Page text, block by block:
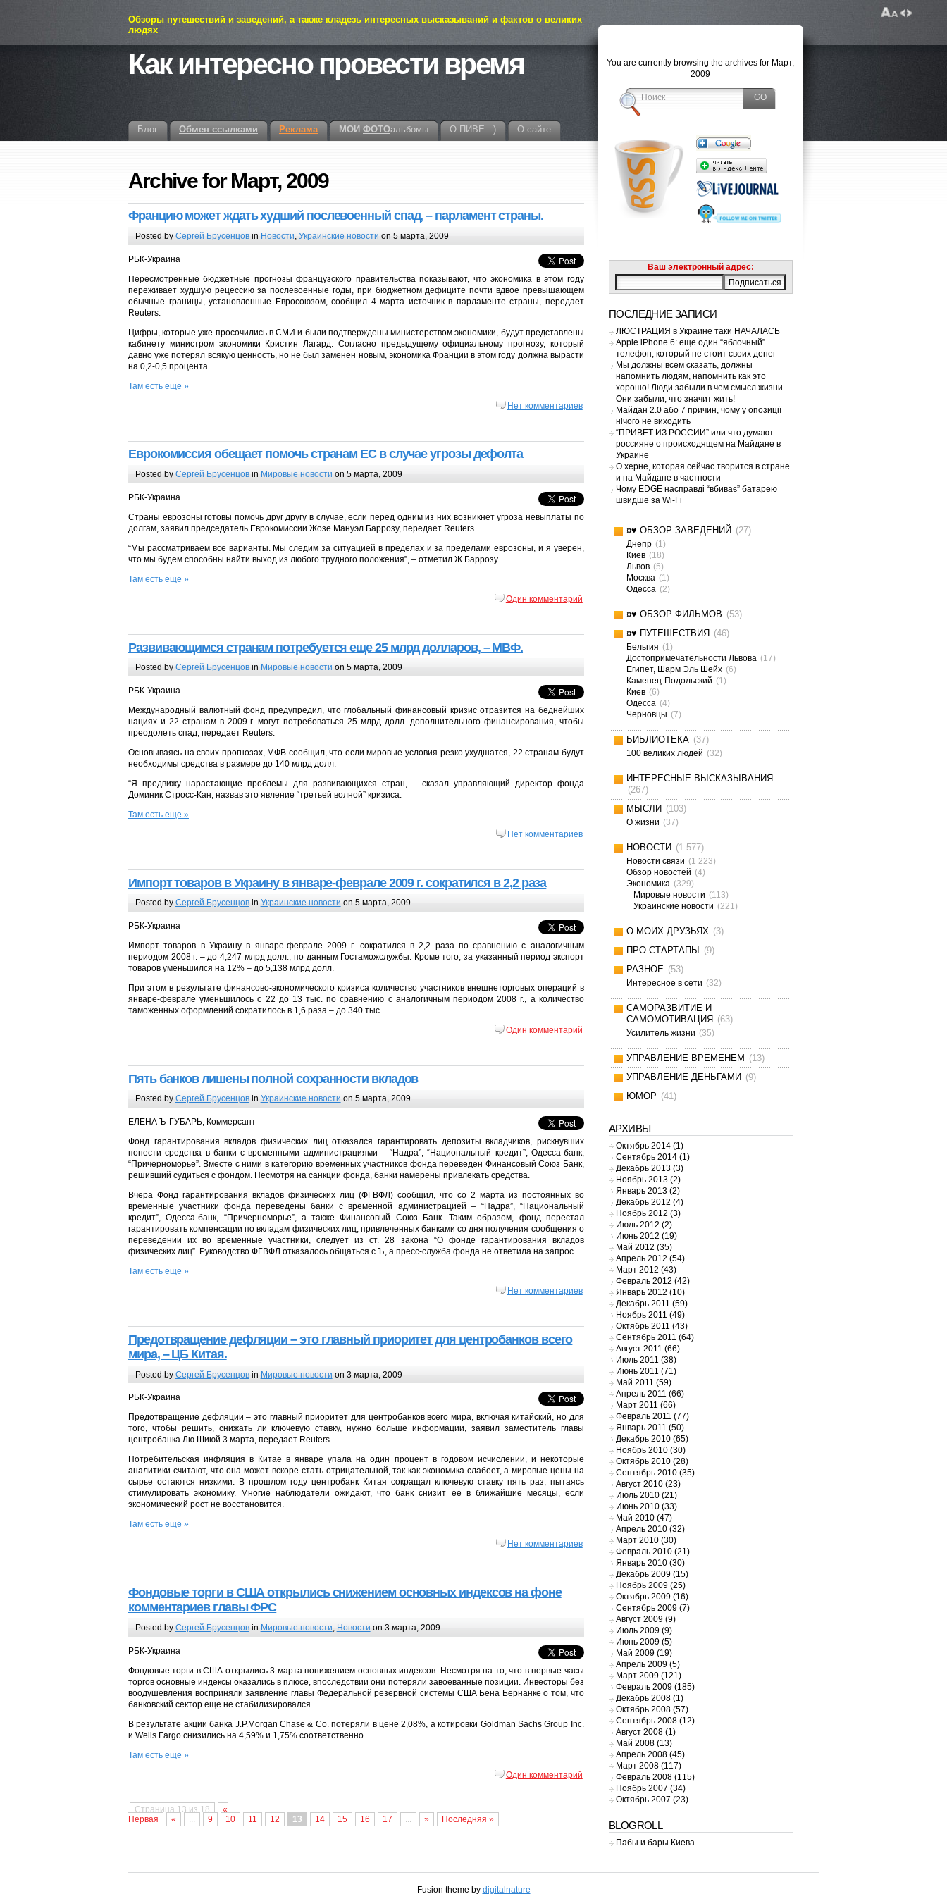
Обзоры путешествий и заведений, а также кладезь интересных высказываний и фактов о великих
людях
Как интересно провести время
Блог Обмен ссылками Реклама МОИ ФОТОальбомы О ПИВЕ :-) О сайте
Archive for Март, 2009
Фрaнцию может ждать худший послевоенный спaд, – парламент страны.
Posted by Сергей Брусенцовin Новости Украинские новости on 5 марта, 2009
РБК-Украина
Пересмотренные бюджетные прогнозы французского правительства показывают, что экономика в этом году
переживает худшую рецессию за послевоенные годы, при бюджетном дефиците почти вдвое превышающем
обычные границы, установленные Евросоюзом, сообщил 4 марта источник в парламенте страны, передает
Reuters.
Цифры, которые уже просочились в СМИ и были подтверждены министерством экономики, будут представлены
кабинету министром экономики Кристин Лагард. Согласно предыдущему официальному прогнозу, который
давно уже потерял всякую ценность, но не был заменен новым, экономика Франции в этом году должна вырасти
на 0,2-0,5 процента.
Там есть еще »
Нет комментариев
Еврокомиссия обещает помочь странам ЕС в случае угрозы дефолта
Posted by Сергей Брусенцовin Мировые новости on 5 марта, 2009
РБК-Украина
Страны еврозоны готовы помочь друг другу в случае, если перед одним из них возникнет угроза невыплаты по
долгам, заявил председатель Еврокомиссии Жозе Мануэл Баррозу, передает Reuters.
“Мы рассматриваем все варианты. Мы следим за ситуацией в пределах и за пределами еврозоны, и я уверен,
что мы будем способны найти выход из любого трудного положения”, – отметил Ж.Баррозу.
Там есть еще »
Один комментарий
Развивающимся странам потребуется еще 25 млрд долларов, – МВФ.
Posted by Сергей Брусенцовin Мировые новости on 5 марта, 2009
РБК-Украина
Международный валютный фонд предупредил, что глобальный финансовый кризис отразится на беднейших
нациях и 22 странам в 2009 г. могут потребоваться 25 млрд долл. дополнительного финансирования, чтобы
преодолеть спад, передает Reuters.
Основываясь на своих прогнозах, МФВ сообщил, что если мировые условия резко ухудшатся, 22 странам будут
необходимы средства в размере до 140 млрд долл.
“Я предвижу нарастающие проблемы для развивающихся стран, – сказал управляющий директор фонда
Доминик Стросс-Кан, назвав это явление “третьей волной” кризиса.
Там есть еще »
Нет комментариев
Импорт товаров в Украину в январе-феврале 2009 г. сократился в 2,2 раза
Posted by Сергей Брусенцовin Украинские новости on 5 марта, 2009
РБК-Украина
Импорт товаров в Украину в январе-феврале 2009 г. сократился в 2,2 раза по сравнению с аналогичным
периодом 2008 г. – до 4,247 млрд долл., по данным Гостаможслужбы. Кроме того, за указанный период экспорт
товаров уменьшился на 12% – до 5,138 млрд долл.
При этом в результате финансово-экономического кризиса количество участников внешнеторговых операций в
январе-феврале уменьшилось с 22 до 13 тыс. по сравнению с аналогичным периодом 2008 г., а количество
таможенных оформлений сократилось в 1,6 раза – до 340 тыс.
Один комментарий
Пять банков лишены полной сохранности вкладов
Posted by Сергей Брусенцовin Украинские новости on 5 марта, 2009
ЕЛЕНА Ъ-ГУБАРЬ, Коммерсант
Фонд гарантирования вкладов физических лиц отказался гарантировать депозиты вкладчиков, рискнувших
понести средства в банки с временными администрациями – “Надра”, “Национальный кредит”, Одесса-банк,
“Причерноморье”. Вместе с ними в категорию временных участников фонда переведен Финансовый Союз Банк,
решивший судиться с фондом. Несмотря на санкции фонда, банки намерены привлекать средства.
Вчера Фонд гарантирования вкладов физических лиц (ФГВФЛ) сообщил, что со 2 марта из постоянных во
временные участники фонда переведены банки с временной администрацией – “Надра”, “Национальный
кредит”, Одесса-банк, “Причерноморье”, а также Финансовый Союз Банк. Таким образом, фонд перестал
гарантировать компенсации по вкладам физических лиц, привлеченных банками со дня получения сообщения о
переведении их во временные участники, следует из ст. 28 закона “О фонде гарантирования вкладов
физических лиц”. Руководство ФГВФЛ отказалось общаться с Ъ, а пресс-служба фонда не ответила на запрос.
Там есть еще »
Нет комментариев
Предотвращение дефляции – это главный приоритет для центробанков всего
мира, – ЦБ Китая.
Posted by Сергей Брусенцовin Мировые новости on 3 марта, 2009
РБК-Украина
Предотвращение дефляции – это главный приоритет для центробанков всего мира, включая китайский, но для
того, чтобы решить, снижать ли ключевую ставку, нужно больше информации, заявил заместитель главы
центробанка Лю Шиюй 3 марта, передает Reuters.
Потребительская инфляция в Китае в январе упала на один процент в годовом исчислении, и некоторые
аналитики считают, что она может вскоре стать отрицательной, так как экономика слабеет, а мировые цены на
сырье остаются низкими. В прошлом году центробанк Китая сокращал ключевую ставку пять раз, пытаясь
стимулировать экономику. Многие наблюдатели ожидают, что банк снизит ее в ближайшие месяцы, если
экономический рост не восстановится.
Там есть еще »
Нет комментариев
Фондовые торги в США открылись снижением основных индексов на фоне
комментариев главы ФРС
Posted by Сергей Брусенцовin Мировые новости, Новости on 3 марта, 2009
РБК-Украина
Фондовые торги в США открылись 3 марта понижением основных индексов. Несмотря на то, что в первые часы
торгов основные индексы оказались в плюсе, впоследствии они потеряли завоеванные позиции. Инвесторы без
воодушевления восприняли заявление главы Федеральной резервной системы США Бена Бернанке о том, что
банковский сектор еще не стабилизировался.
В результате акции банка J.P.Morgan Chase & Co. потеряли в цене 2,08%, а котировки Goldman Sachs Group Inc.
и Wells Fargo снизились на 4,59% и 1,75% соответственно.
Там есть еще »
Один комментарий
Страница 13 из 18
«
Первая
« ... 9 10 11 12 13 14 15 16 17 ... » Последняя »
You are currently browsing the archives for Март,
2009
Ваш электронный адрес:
ПОСЛЕДНИЕ ЗАПИСИ
ЛЮСТРАЦИЯ в Украине таки НАЧАЛАСЬ
Apple iPhone 6: еще один “яблочный”
телефон, который не стоит своих денег
Мы должны всем сказать, должны
напомнить людям, напомнить как это
хорошо! Люди забыли в чем смысл жизни.
Они забыли, что значит жить!
Майдан 2.0 або 7 причин, чому у опозиції
нічого не виходить
“ПРИВЕТ ИЗ РОССИИ” или что думают
россияне о происходящем на Майдане в
Украине
О херне, которая сейчас творится в стране
и на Майдане в частности
Чому EDGE насправді “вбиває” батарею
швидше за Wi-Fi
¤♥ ОБЗОР ЗАВЕДЕНИЙ (27)
Днепр (1)
Киев (18)
Львов (5)
Москва (1)
Одесса (2)
¤♥ ОБЗОР ФИЛЬМОВ (53)
¤♥ ПУТЕШЕСТВИЯ (46)
Бельгия (1)
Достопримечательности Львова (17)
Египет, Шарм Эль Шейх (6)
Каменец-Подольский (1)
Киев (6)
Одесса (4)
Черновцы (7)
БИБЛИОТЕКА (37)
100 великих людей (32)
ИНТЕРЕСНЫЕ ВЫСКАЗЫВАНИЯ
(267)
МЫСЛИ (103)
О жизни (37)
НОВОСТИ (1 577)
Новости связи (1 223)
Обзор новостей (4)
Экономика (329)
Мировые новости (113)
Украинские новости (221)
О МОИХ ДРУЗЬЯХ (3)
ПРО СТАРТАПЫ (9)
РАЗНОЕ (53)
Интересное в сети (32)
САМОРАЗВИТИЕ И
САМОМОТИВАЦИЯ (63)
Усилитель жизни (35)
УПРАВЛЕНИЕ ВРЕМЕНЕМ (13)
УПРАВЛЕНИЕ ДЕНЬГАМИ (9)
ЮМОР (41)
АРХИВЫ
Октябрь 2014(1)
Сентябрь 2014(1)
Декабрь 2013(3)
Ноябрь 2013(2)
Январь 2013(2)
Декабрь 2012 (4)
Ноябрь 2012 (3)
Июль 2012 (2)
Июнь 2012 (19)
Май 2012 (35)
Апрель 2012 (54)
Март 2012 (43)
Февраль 2012 (42)
Январь 2012 (10)
Декабрь 2011 (59)
Ноябрь 2011 (49)
Октябрь 2011 (43)
Сентябрь 2011 (64)
Август 2011 (66)
Июль 2011 (38)
Июнь 2011 (71)
Май 2011 (59)
Апрель 2011 (66)
Март 2011 (66)
Февраль 2011 (77)
Январь 2011 (50)
Декабрь 2010(65)
Ноябрь 2010(30)
Октябрь 2010(28)
Сентябрь 2010(35)
Август 2010(23)
Июль 2010(21)
Июнь 2010(33)
Май 2010(47)
Апрель 2010(32)
Март 2010(30)
Февраль 2010(21)
Январь 2010(30)
Декабрь 2009(15)
Ноябрь 2009(25)
Октябрь 2009(16)
Сентябрь 2009(7)
Август 2009(9)
Июль 2009(9)
Июнь 2009(5)
Май 2009(19)
Апрель 2009(5)
Март 2009(121)
Февраль 2009(185)
Декабрь 2008(1)
Октябрь 2008(57)
Сентябрь 2008(12)
Август 2008(1)
Май 2008(13)
Апрель 2008(45)
Март 2008(117)
Февраль 2008(115)
Ноябрь 2007 (34)
Октябрь 2007 (23)
BLOGROLL
Пабы и бары Киева
Fusion theme by digitalnature